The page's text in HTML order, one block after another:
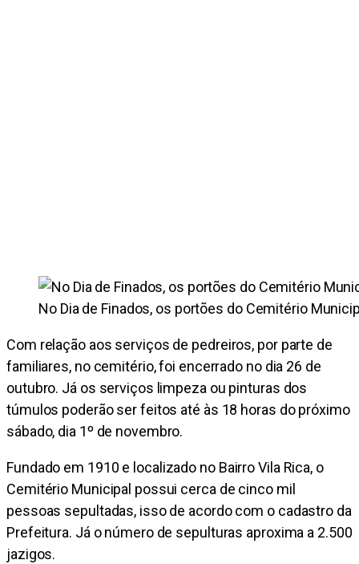
No Dia de Finados, os portões do Cemitério
Com relação aos serviços de pedreiros, por parte de
familiares, no cemitério, foi encerrado no dia 26 de
outubro. Já os serviços limpeza ou pinturas dos
túmulos poderão ser feitos até às 18 horas do próximo
sábado, dia 1º de novembro.
Fundado em 1910 e localizado no Bairro Vila Rica, o
Cemitério Municipal possui cerca de cinco mil
pessoas sepultadas, isso de acordo com o cadastro da
Prefeitura. Já o número de sepulturas aproxima a 2.500
jazigos.